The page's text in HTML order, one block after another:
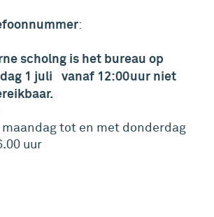
:
scholng is het bureau op
1 juli vanaf 12:00uur niet
tot en met donderdag
uur